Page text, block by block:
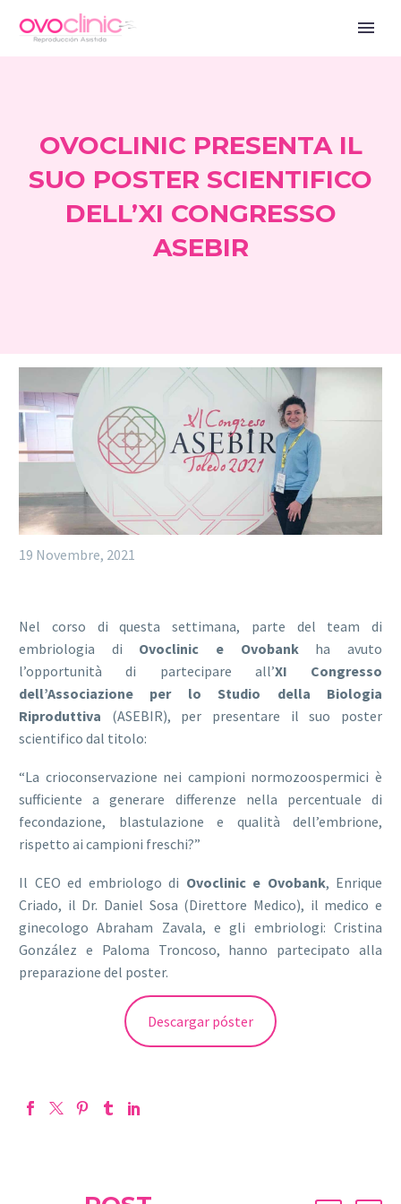
OVOCLINIC PRESENTA IL
SUO POSTER SCIENTIFICO
DELL’XI CONGRESSO
ASEBIR
19 Novembre, 2021
Nel corso di questa settimana, parte del team di
embriologia di Ovoclinic e Ovobankha avuto
l’opportunità di partecipare all’XI Congresso
dell’Associazione per lo Studio della Biologia
Riproduttiva (ASEBIR), per presentare il suo poster
scientifico dal titolo:
“La crioconservazione nei campioni normozoospermici è
sufficiente a generare differenze nella percentuale di
fecondazione, blastulazione e qualità dell’embrione,
rispetto ai campioni freschi?”
Il CEO ed embriologo di Ovoclinic e Ovobank, Enrique
Criado, il Dr. Daniel Sosa (Direttore Medico), il medico e
ginecologo Abraham Zavala, e gli embriologi: Cristina
González e Paloma Troncoso, hanno partecipato alla
preparazione del poster.
Descargar póster